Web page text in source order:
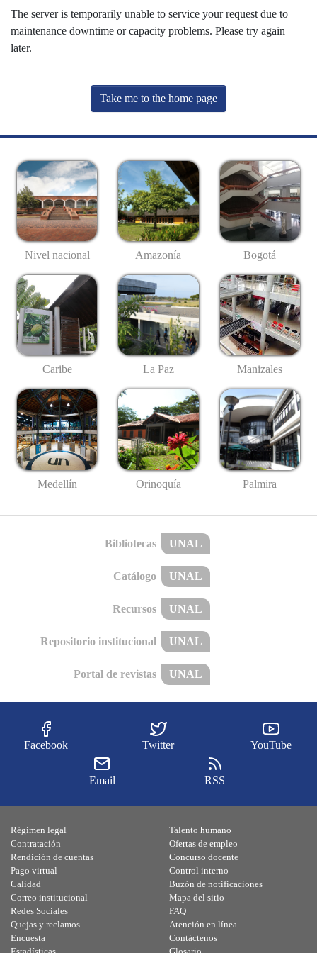
The server is temporarily unable to service your request due to
maintenance downtime or capacity problems. Please try again
later.
Take me to the home page
Nivel nacional Amazonía Bogotá
Caribe La Paz Manizales
Medellín Orinoquía Palmira
Bibliotecas UNAL
Catálogo UNAL
Recursos UNAL
Repositorio institucional UNAL
Portal de revistas UNAL
Facebook Twitter YouTube
Email RSS
Régimen legal
Contratación
Rendición de cuentas
Pago virtual
Calidad
Talento humano
Ofertas de empleo
Concurso docente
Control interno
Buzón de notificaciones
Correo institucional
Redes Sociales
Quejas y reclamos
Encuesta
Mapa del sitio
FAQ
Atención en línea
Contáctenos